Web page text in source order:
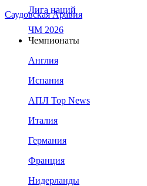
Саудовская Аравия
Лига наций
ЧМ 2026
Чемпионаты
Англия
Испания
АПЛ Top News
Италия
Германия
Франция
Нидерланды